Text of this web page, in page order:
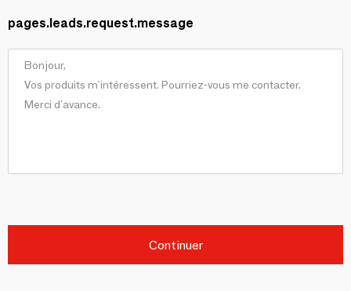
pages.leads.request.message
Continuer